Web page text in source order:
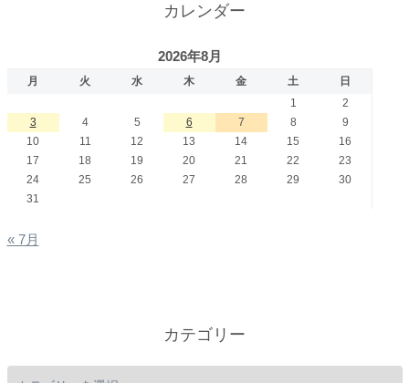
カレンダー
2026年8月
月 火 水 木 金 土
日
1
2
3
4 5 6 7 8
9
10
11 12 13 14 15
16
17
18 19 20 21 22
23
24
25 26 27 28 29
30
31
« 7月
カテゴリー